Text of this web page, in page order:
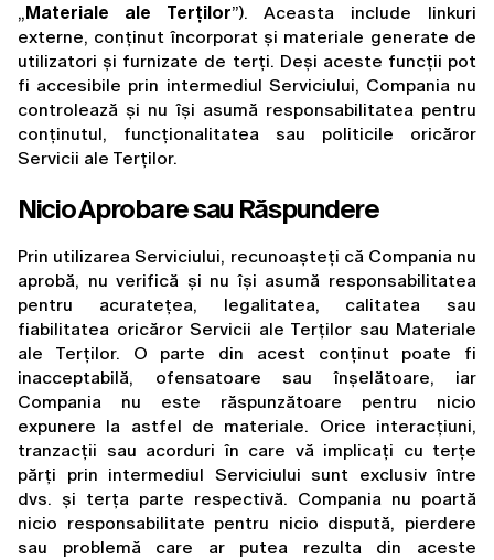
„Materiale ale Terților”). Aceasta include linkuri
externe, conținut încorporat și materiale generate de
utilizatori și furnizate de terți. Deși aceste funcții pot
fi accesibile prin intermediul Serviciului, Compania nu
controlează și nu își asumă responsabilitatea pentru
conținutul, funcționalitatea sau politicile oricăror
Servicii ale Terților.
Nicio Aprobare sau Răspundere
Prin utilizarea Serviciului, recunoașteți că Compania nu
aprobă, nu verifică și nu își asumă responsabilitatea
pentru acuratețea, legalitatea, calitatea sau
fiabilitatea oricăror Servicii ale Terților sau Materiale
ale Terților. O parte din acest conținut poate fi
inacceptabilă, ofensatoare sau înșelătoare, iar
Compania nu este răspunzătoare pentru nicio
expunere la astfel de materiale. Orice interacțiuni,
tranzacții sau acorduri în care vă implicați cu terțe
părți prin intermediul Serviciului sunt exclusiv între
dvs. și terța parte respectivă. Compania nu poartă
nicio responsabilitate pentru nicio dispută, pierdere
sau problemă care ar putea rezulta din aceste